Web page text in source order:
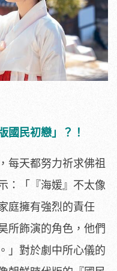
國民初戀」？！
每天都努力祈求佛祖
：「『海媛』 不太像
庭擁有強烈的責任
所飾演的角色， 他們
」對於劇中所心儀的